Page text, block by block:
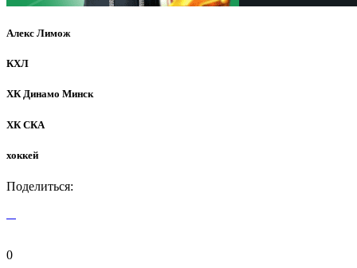
Алекс Лимож
КХЛ
ХК Динамо Минск
ХК СКА
хоккей
Поделиться:
0